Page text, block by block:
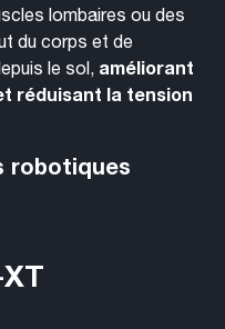
lombaires ou des
du corps et de
le sol, améliorant
réduisant la tension
robotiques